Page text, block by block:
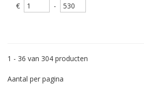
€ -
1 - 36 van 304 producten
Aantal per pagina